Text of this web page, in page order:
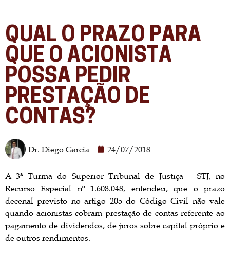
QUAL O PRAZO PARA
QUE O ACIONISTA
POSSA PEDIR
PRESTAÇÃO DE
CONTAS?
Dr. Diego Garcia 24/07/2018
A 3ª Turma do Superior Tribunal de Justiça – STJ, no
Recurso Especial nº 1.608.048, entendeu, que o prazo
decenal previsto no artigo 205 do Código Civil não vale
quando acionistas cobram prestação de contas referente ao
pagamento de dividendos, de juros sobre capital próprio e
de outros rendimentos.